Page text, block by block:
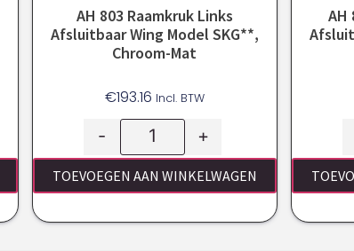
AH 803 Raamkruk Links
Afsluitbaar Wing Model SKG**,
Chroom-Mat
€193.16 Incl. BTW
- +
TOEVOEGEN AAN WINKELWAGEN
AH